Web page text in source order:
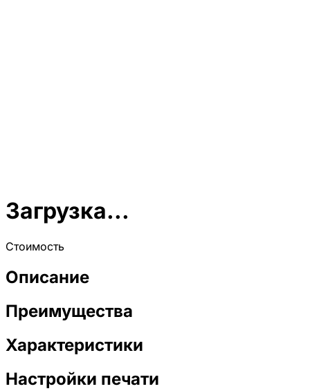
Загрузка...
Стоимость
Описание
Преимущества
Характеристики
Настройки печати